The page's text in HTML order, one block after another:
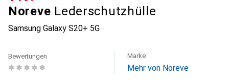
Noreve Lederschutzhülle
Samsung Galaxy S20+ 5G
Bewertungen Marke
Mehr von Noreve